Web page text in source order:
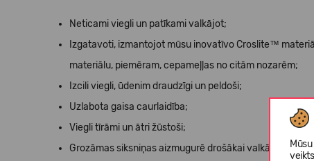
Neticami viegli un patīkami valkājot;
Izgatavoti, izmantojot mūsu inovatīvo Croslite™
materiālu, piemēram, cepameļļas no citām nozarēm;
Izcili viegli, ūdenim draudzīgi un peldoši;
Uzlabota gaisa caurlaidība;
Viegli tīrāmi un ātri žūstoši;
Grozāmas siksniņas aizmugurē drošākai valkāšanai;